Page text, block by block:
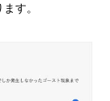
す。